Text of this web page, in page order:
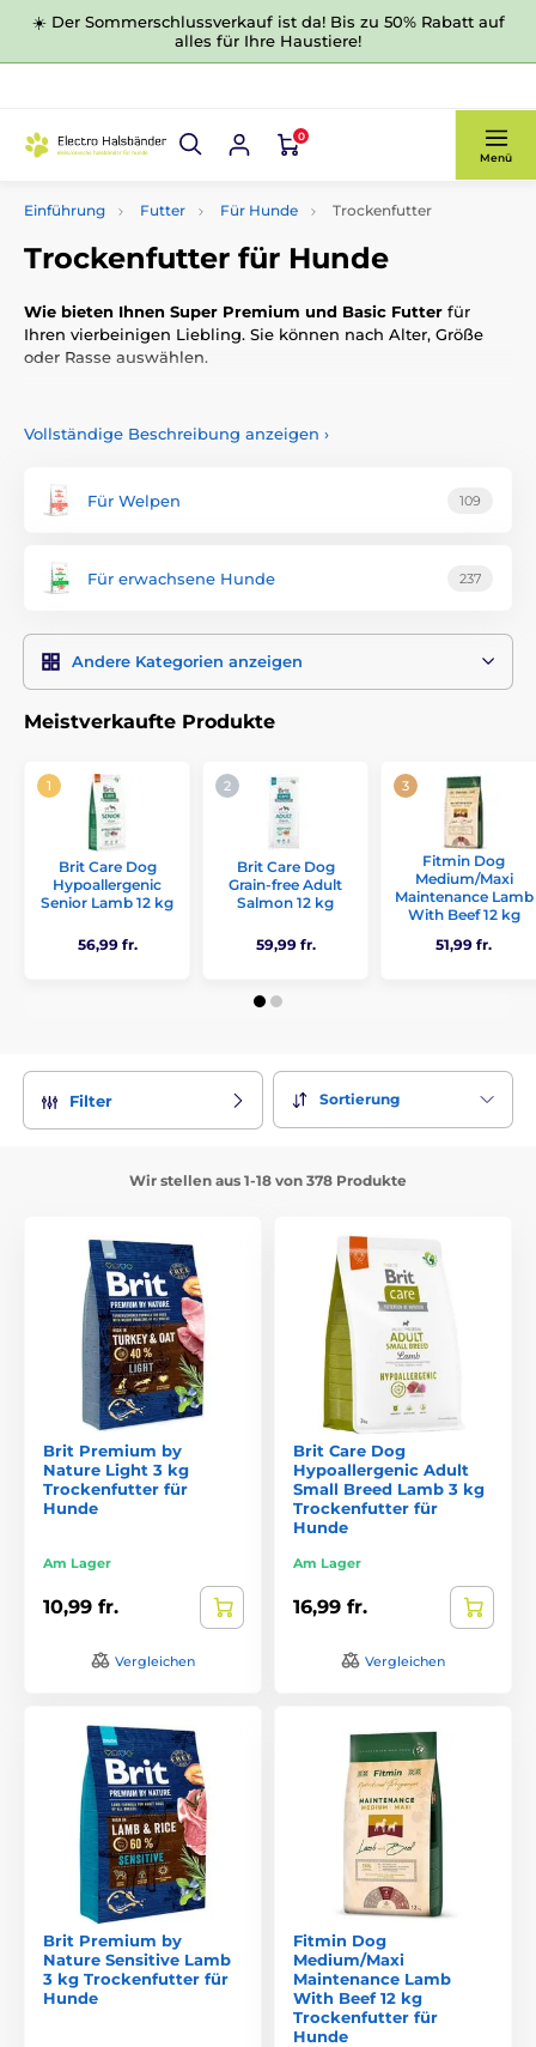
☀️ Der Sommerschlussverkauf ist da! Bis zu 50% Rabatt auf
alles für Ihre Haustiere!
0
Menü
Einführung Futter Für Hunde Trockenfutter
Trockenfutter für Hunde
Wie bieten Ihnen Super Premium und Basic Futter für
Ihren vierbeinigen Liebling. Sie können nach Alter, Größe
oder Rasse auswählen.
Vollständige Beschreibung anzeigen ›
Für Welpen 109
Für erwachsene Hunde 237
Andere Kategorien anzeigen
Meistverkaufte Produkte
Brit Care Dog
Hypoallergenic
Senior Lamb 12 kg
56,99 fr.
Brit Care Dog
Grain-free Adult
Salmon 12 kg
59,99 fr.
Fitmin Dog
Medium/Maxi
Maintenance Lamb
With Beef 12 kg
51,99 fr.
Filter Sortierung
Wir stellen aus 1-18 von 378 Produkte
Brit Premium by
Nature Light 3 kg
Trockenfutter für
Hunde
Am Lager
10,99 fr.
Vergleichen
Brit Care Dog
Hypoallergenic Adult
Small Breed Lamb 3 kg
Trockenfutter für
Hunde
Am Lager
16,99 fr.
Vergleichen
Brit Premium by
Nature Sensitive Lamb
3 kg Trockenfutter für
Hunde
Fitmin Dog
Medium/Maxi
Maintenance Lamb
With Beef 12 kg
Trockenfutter für
Hunde